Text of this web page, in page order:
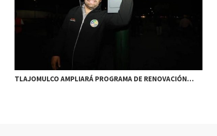
TLAJOMULCO AMPLIARÁ PROGRAMA DE RENOVACIÓN…